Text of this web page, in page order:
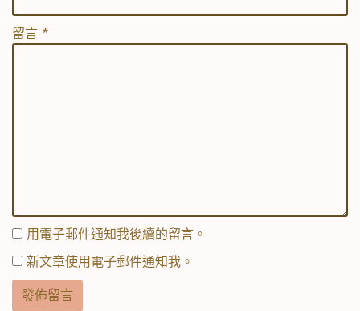
留言 *
用電子郵件通知我後續的留言。
新文章使用電子郵件通知我。